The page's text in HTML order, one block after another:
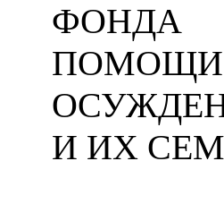
ФОНДА
ПОМОЩИ
И ИХ